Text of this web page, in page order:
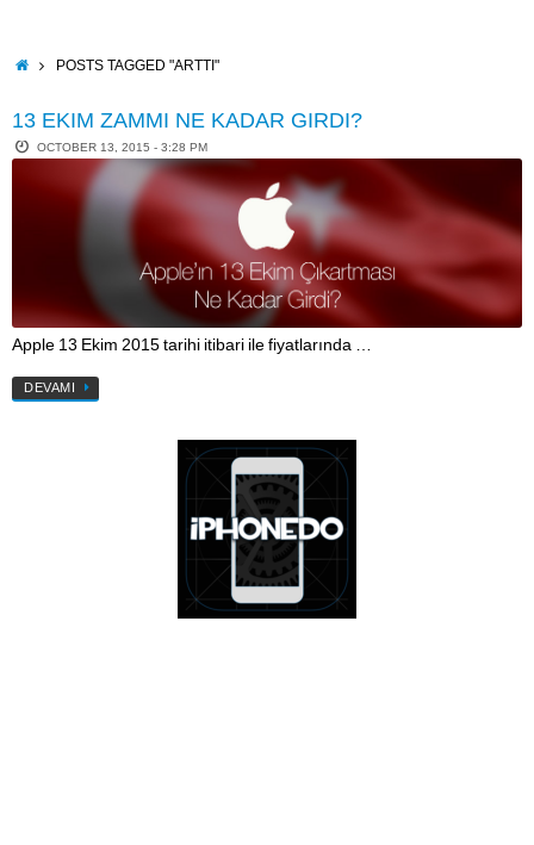
contentHOMEPOSTS TAGGED "ARTTI"
13 EKIM ZAMMI NE KADAR GIRDI?
OCTOBER 13, 2015 - 3:28 PM
Apple 13 Ekim 2015 tarihi itibari ile fiyatlarında …
DEVAMI